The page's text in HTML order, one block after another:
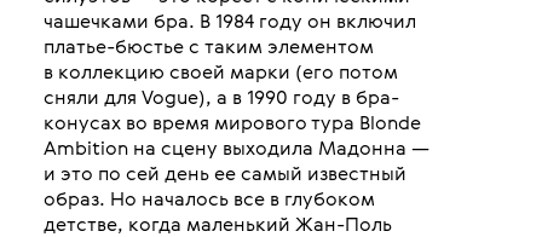
чашечками бра. В 1984 году он включил
платье-бюстье с таким элементом
в коллекцию своей марки (его потом
сняли для Vogue), а в 1990 году в бра-
конусах во время мирового тура Blonde
Ambition на сцену выходила Мадонна —
и это по сей день ее самый известный
образ. Но началось все в глубоком
детстве, когда маленький Жан-Поль